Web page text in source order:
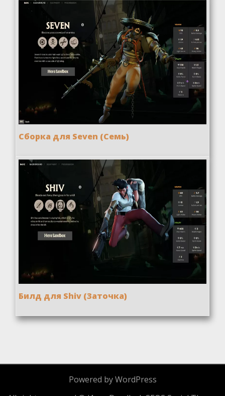
Сборка для Seven (Семь)
Билд для Shiv (Заточка)
Powered by WordPress